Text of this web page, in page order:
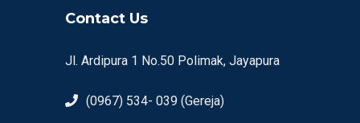
Contact Us
Jl. Ardipura 1 No.50 Polimak, Jayapura
(0967) 534- 039 (Gereja)